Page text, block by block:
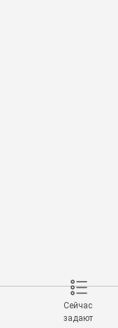
Сейчас
задают